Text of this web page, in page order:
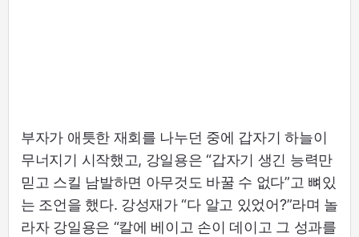
부자가 애틋한 재회를 나누던 중에 갑자기 하늘이
무너지기 시작했고, 강일용은 “갑자기 생긴 능력만
믿고 스킬 남발하면 아무것도 바꿀 수 없다”고 뼈있
는 조언을 했다. 강성재가 “다 알고 있었어?”라며 놀
라자 강일용은 “칼에 베이고 손이 데이고 그 성과를